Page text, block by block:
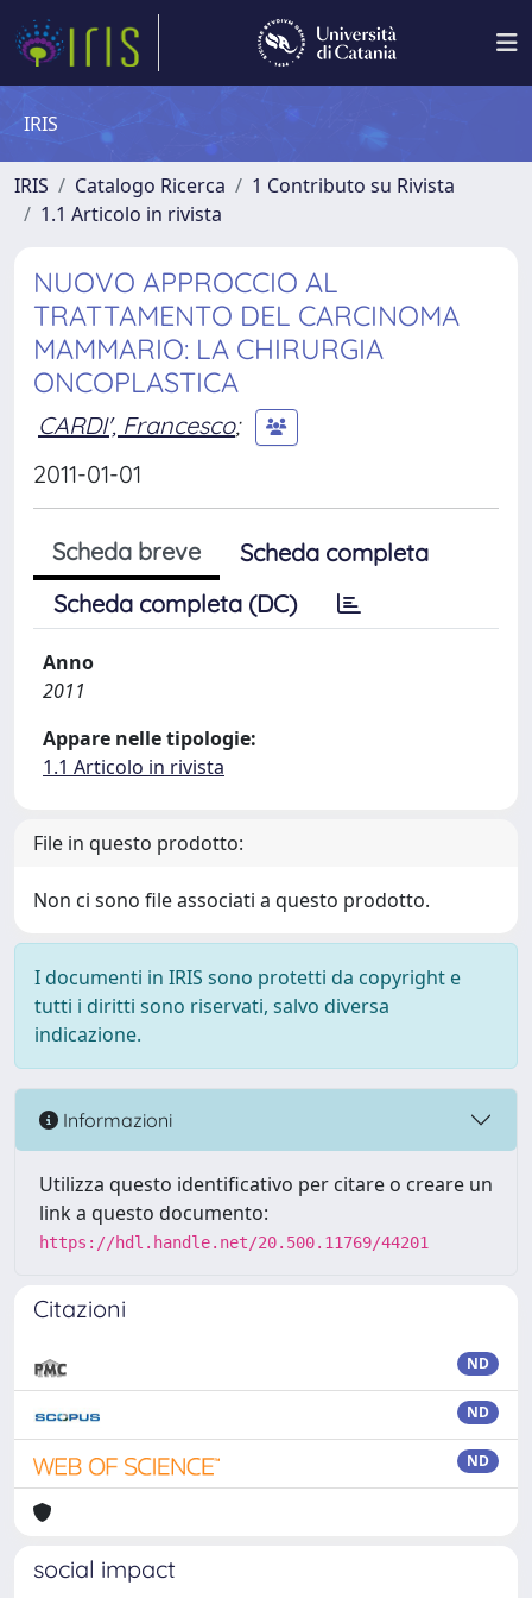
IRIS
IRIS Catalogo Ricerca
1 Contributo su Rivista
1.1 Articolo in rivista
NUOVO APPROCCIO AL
TRATTAMENTO DEL CARCINOMA
MAMMARIO: LA CHIRURGIA
ONCOPLASTICA
CARDI', Francesco;
2011-01-01
Scheda breve
Scheda completa
Scheda completa (DC)
Anno
2011
Appare nelle tipologie:
1.1 Articolo in rivista
File in questo prodotto:
Non ci sono file associati a questo prodotto.
I documenti in IRIS sono protetti da copyright e
tutti i diritti sono riservati, salvo diversa
indicazione.
Informazioni
Utilizza questo identificativo per citare o creare un
link a questo documento:
https://hdl.handle.net/20.500.11769/44201
Citazioni
ND
ND
ND
social impact